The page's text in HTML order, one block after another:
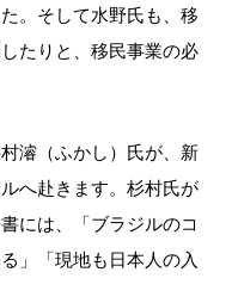
。そして水野氏も、移
たりと、移民事業の必
濬（ふかし）氏が、新
へ赴きます。杉村氏が
には、「ブラジルのコ
」「現地も日本人の入